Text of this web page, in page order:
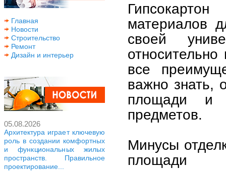
Главная
Новости
Строительство
Ремонт
Дизайн и интерьер
05.08.2026
Архитектура играет ключевую
роль в создании комфортных
и функциональных жилых
пространств. Правильное
проектирование...
материалов
своей
все
важно знать,
площади и
предметов.
Минусы
площади